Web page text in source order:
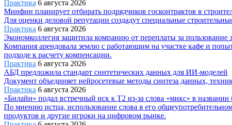
Практика 6 августа 2026
Минфин планирует отбирать подрядчиков госконтрактов в
Для оценки деловой репутации создадут специальные
Практика 6 августа 2026
Экономколлегия защитила компанию от переплаты за пользование
Компания арендовала землю с работающим на участке кафе и
подходе к расчету компенсации.
Практика 6 августа 2026
АБД предложила стандарт синтетических данных для ИИ-моделей
Документ объединяет нейросетевые методы синтеза данных,
Практика 6 августа 2026
«Билайн» подал встречный иск к Т2 из-за слова «микс» в
По мнению истца, использование слова в его
продуктов и другие игроки на цифровом рынке.